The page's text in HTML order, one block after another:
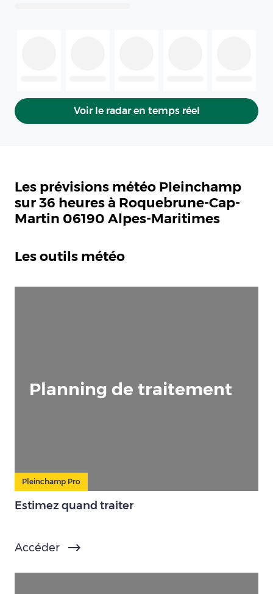
Voir le radar en temps réel
Les prévisions météo Pleinchamp
sur 36 heures à Roquebrune-Cap-
Martin 06190 Alpes-Maritimes
Les outils météo
Planning de traitement
Pleinchamp Pro
Estimez quand traiter
Accéder